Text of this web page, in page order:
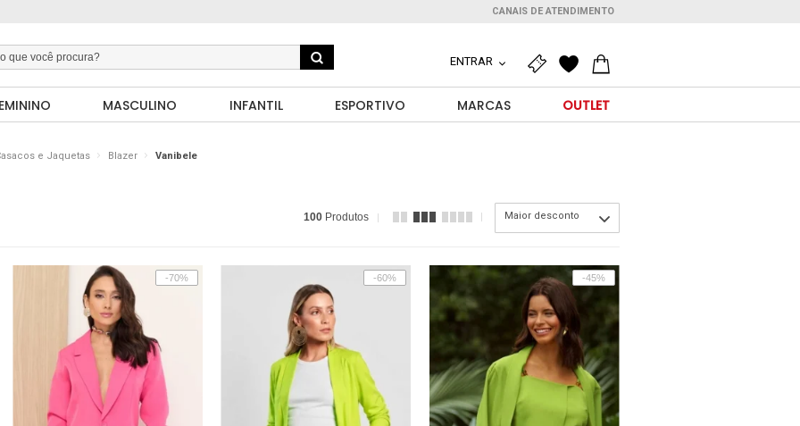
CANAIS DE ATENDIMENTO
ENTRAR
MASCULINO INFANTIL ESPORTIVO MARCAS OUTLET
e Jaquetas Blazer Vanibele
100 Produtos Maior desconto
-70% -60% -45%